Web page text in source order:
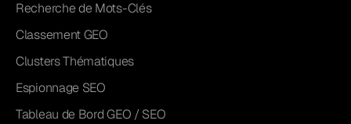
Recherche de Mots-Clés
Classement GEO
Clusters Thématiques
Espionnage SEO
Tableau de Bord GEO / SEO